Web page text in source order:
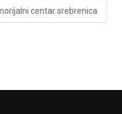
centar srebrenica